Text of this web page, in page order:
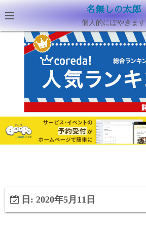
名無しの太郎
個人的にぼやきます
日: 2020年5月11日